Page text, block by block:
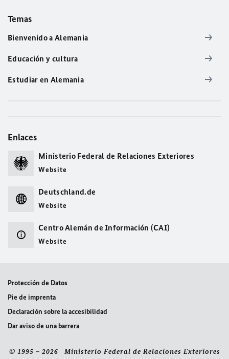
Temas
Bienvenido a Alemania
Educación y cultura
Estudiar en Alemania
Enlaces
Ministerio Federal de Relaciones Exteriores
Website
Deutschland.de
Website
Centro Alemán de Información (CAI)
Website
Protección de Datos
Pie de imprenta
Declaración sobre la accesibilidad
Dar aviso de una barrera
© 1995 – 2026 Ministerio Federal de Relaciones Exteriores